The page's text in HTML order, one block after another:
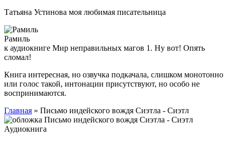
Татьяна Устинова моя любимая писательница
Рамиль
к аудиокниге Мир неправильных магов 1. Ну вот! Опять
сломал!
Книга интересная, но озвучка подкачала, слишком монотонно
или голос такой, интонации присутствуют, но особо не
воспринимаются.
Главная » Письмо индейского вождя Сиэтла - Сиэтл
Аудиокнига